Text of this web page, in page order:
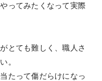
ってみたくなって実際
とても難しく、職人さ
。
たって傷だらけになっ